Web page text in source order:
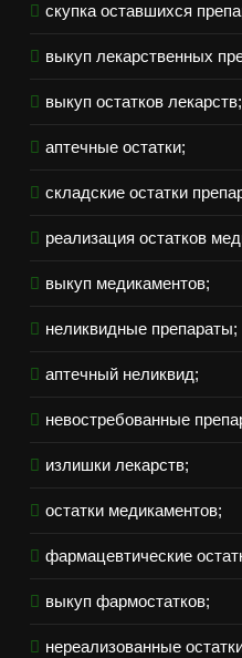
скупка оставшихся
выкуп лекарственных
выкуп остатков лекарств;
аптечные остатки;
складские остатки
реализация остатков
выкуп медикаментов;
неликвидные препараты;
аптечный неликвид;
невостребованные
излишки лекарств;
остатки медикаментов;
фармацевтические
выкуп фармостатков;
нереализованные